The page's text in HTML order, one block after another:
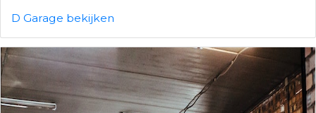
D Garage bekijken